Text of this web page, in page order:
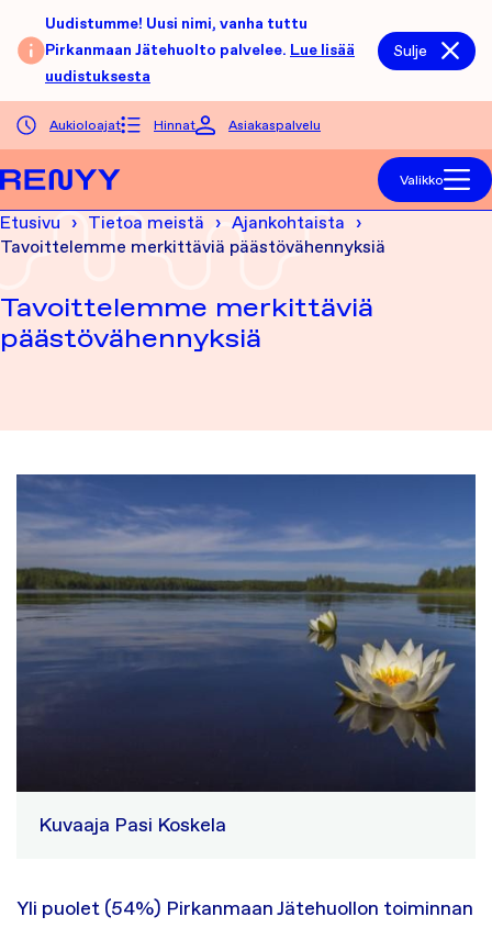
Siirry sisältöön
Uudistumme! Uusi nimi, vanha tuttu
Pirkanmaan Jätehuolto palvelee. Lue lisää
uudistuksesta
Sulje
Aukioloajat Hinnat Asiakaspalvelu
Valikko
Etusivu Tietoa meistä
Ajankohtaista
Tavoittelemme merkittäviä päästövähennyksiä
Tavoittelemme merkittäviä
päästövähennyksiä
Kuvaaja Pasi Koskela
Yli puolet (54%) Pirkanmaan Jätehuollon toiminnan